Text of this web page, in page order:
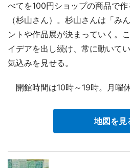
べてを100円ショップの商品で作
（杉山さん）。杉山さんは「み
ントや作品展が決まっていく。
イデアを出し続け、常に動いて
気込みを見せる。
開館時間は10時～19時。月曜
地図を見